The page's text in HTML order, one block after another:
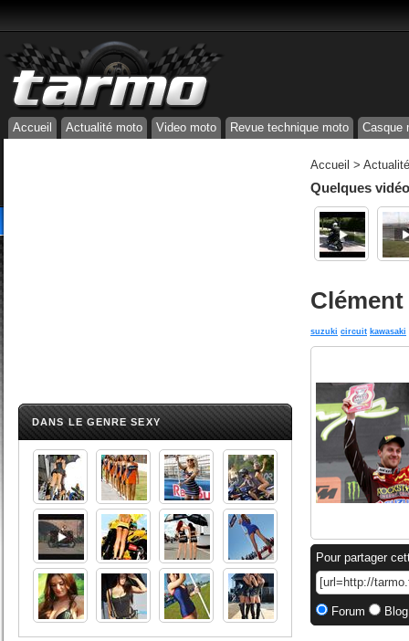
Accueil Actualité moto Video moto Revue technique moto Casque
DANS LE GENRE SEXY
Accueil >
Quelques
suzuki circuit kawasaki
Pour partager
Forum